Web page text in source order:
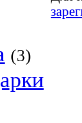
(3)